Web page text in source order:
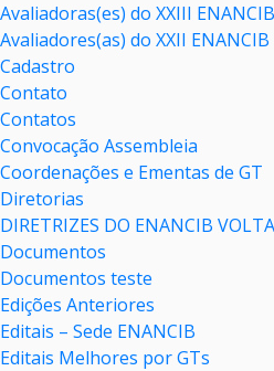
Avaliadoras(es) do XXIII ENANCIB
Avaliadores(as) do XXII ENANCIB
Cadastro
Contato
Contatos
Convocação Assembleia
Coordenações e Ementas de GT
Diretorias
DIRETRIZES DO ENANCIB
Documentos
Documentos teste
Edições Anteriores
Editais – Sede ENANCIB
Editais Melhores por GTs